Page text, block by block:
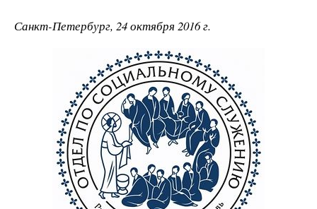
Санкт-Петербург, 24 октября 2016 г.